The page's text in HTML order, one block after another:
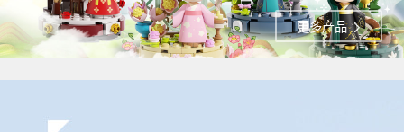
更多产品